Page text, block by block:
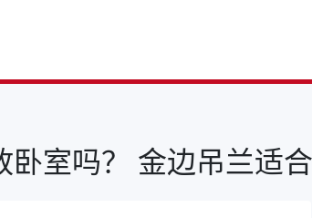
室吗？ 金边吊兰适